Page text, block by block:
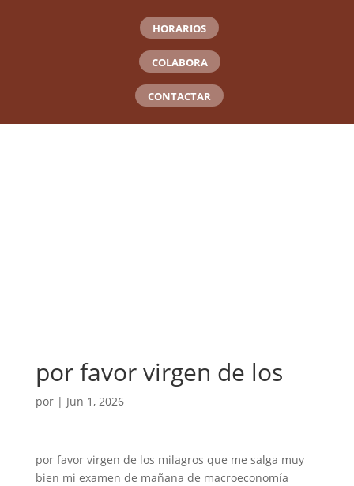
HORARIOS
COLABORA
CONTACTAR
por favor virgen de los
por | Jun 1, 2026
por favor virgen de los milagros que me salga muy
bien mi examen de mañana de macroeconomía